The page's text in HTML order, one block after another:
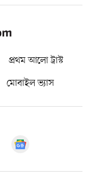
প্রথম আলো ট্রাস্ট
মোবাইল ভ্যাস